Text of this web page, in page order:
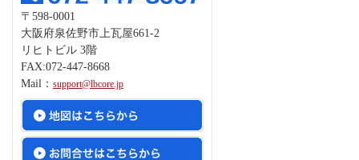
〒598-0001
大阪府泉佐野市上瓦屋661-2
リヒトビル 3階
FAX:072-447-8668
Mail： support@lbcore.jp